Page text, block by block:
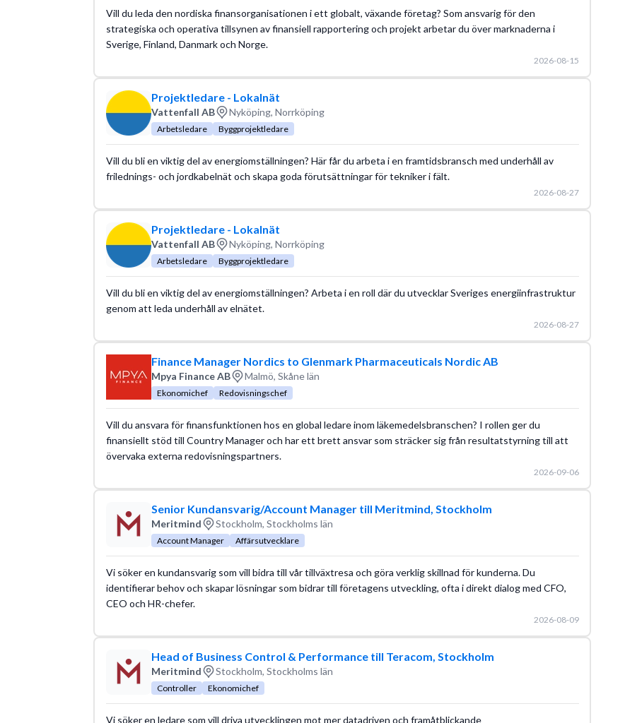
Vill du leda den nordiska finansorganisationen i ett globalt, växande företag? Som ansvarig för den
strategiska och operativa tillsynen av finansiell rapportering och projekt arbetar du över marknaderna i
Sverige, Finland, Danmark och Norge.
2026-08-15
Projektledare - Lokalnät
Vattenfall AB Nyköping, Norrköping
Arbetsledare Byggprojektledare
Vill du bli en viktig del av energiomställningen? Här får du arbeta i en framtidsbransch med underhåll av
frilednings- och jordkabelnät och skapa goda förutsättningar för tekniker i fält.
2026-08-27
Projektledare - Lokalnät
Vattenfall AB Nyköping, Norrköping
Arbetsledare Byggprojektledare
Vill du bli en viktig del av energiomställningen? Arbeta i en roll där du utvecklar Sveriges energiinfrastruktur
genom att leda underhåll av elnätet.
2026-08-27
Finance Manager Nordics to Glenmark Pharmaceuticals Nordic AB
Mpya Finance AB Malmö, Skåne län
Ekonomichef Redovisningschef
Vill du ansvara för finansfunktionen hos en global ledare inom läkemedelsbranschen? I rollen ger du
finansiellt stöd till Country Manager och har ett brett ansvar som sträcker sig från resultatstyrning till att
övervaka externa redovisningspartners.
2026-09-06
Senior Kundansvarig/Account Manager till Meritmind, Stockholm
Meritmind Stockholm, Stockholms län
Account Manager Affärsutvecklare
Vi söker en kundansvarig som vill bidra till vår tillväxtresa och göra verklig skillnad för kunderna. Du
identifierar behov och skapar lösningar som bidrar till företagens utveckling, ofta i direkt dialog med CFO,
CEO och HR-chefer.
2026-08-09
Head of Business Control & Performance till Teracom, Stockholm
Meritmind Stockholm, Stockholms län
Controller Ekonomichef
Vi söker en ledare som vill driva utvecklingen mot mer datadriven och framåtblickande